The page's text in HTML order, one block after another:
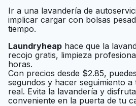
LaundryMax
Sterling cleaner
Courtright
Laundromat
Ir a una lavandería de
implicar cargar con bolsas
tiempo.
Laundryheap hace que la
recojo gratis, limpieza
horas.
Con precios desde $2.85,
segundos y hacer seguimiento a
real. Evita la lavandería y
conveniente en la puerta de tu